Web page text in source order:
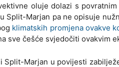
oluje dolazi s
Split-Marjan pa ne opisuje
klimatskih promjena ovakve
sve češće svjedočiti ovakvim
Split-Marjan u povijesti